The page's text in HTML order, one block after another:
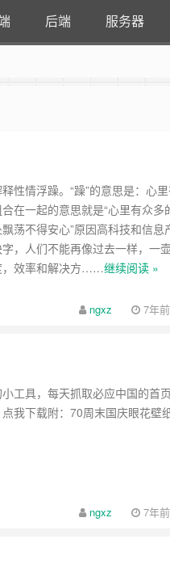
后端 服务器
性情浮躁。“躁”的意思是：心
在一起的意思就是“心里有众
荡不得安心”原因高科技和信
，人们不能再像过去一样，一
，效率和解决方……继续阅读 »
ngxz 7年
小工具，每天抓取必应中国的首
点我下载附：70周末国庆眼花
ngxz 7年